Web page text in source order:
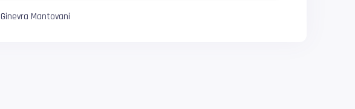
Ginevra Mantovani